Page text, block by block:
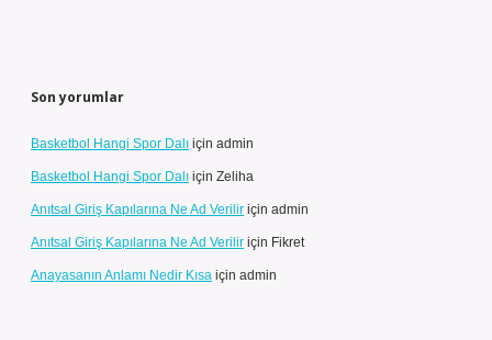
Son yorumlar
Basketbol Hangi Spor Dalı için admin
Basketbol Hangi Spor Dalı için Zeliha
Anıtsal Giriş Kapılarına Ne Ad Verilir için admin
Anıtsal Giriş Kapılarına Ne Ad Verilir için Fikret
Anayasanın Anlamı Nedir Kısa için admin